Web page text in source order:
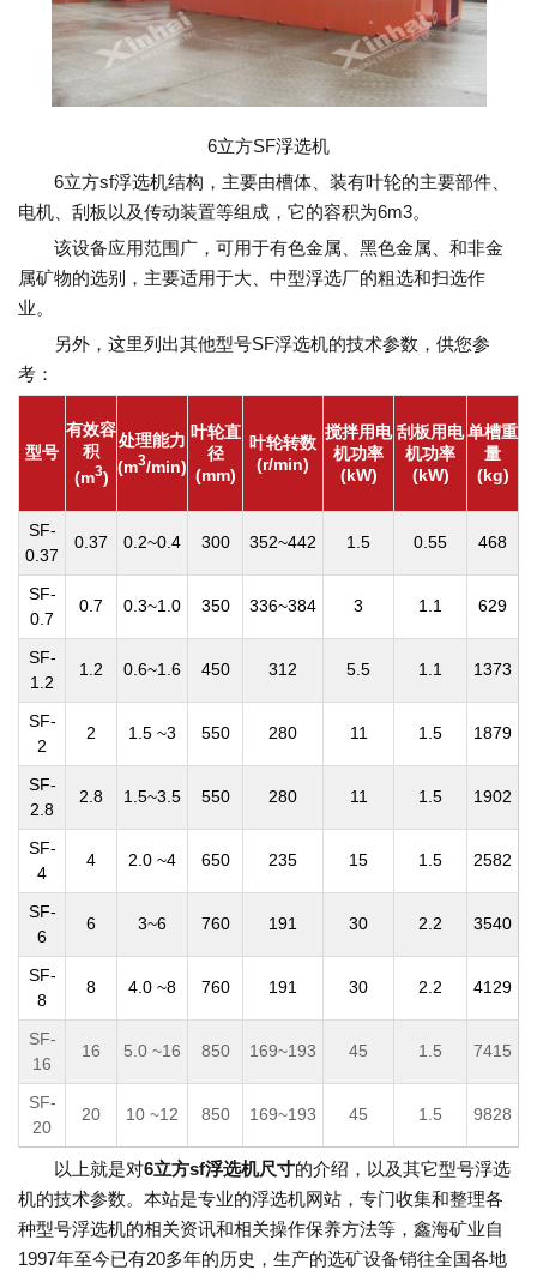
6立方SF浮选机
6立方sf浮选机结构，主要由槽体、装有叶轮的主要部件、
电机、刮板以及传动装置等组成，它的容积为6m3。
该设备应用范围广，可用于有色金属、黑色金属、和非金
属矿物的选别，主要适用于大、中型浮选厂的粗选和扫选作
业。
另外，这里列出其他型号SF浮选机的技术参数，供您参
考：
型号
有效容
积
(m3)
处理能力
(m3/min)
叶轮直
径
(mm)
叶轮转数
(r/min)
搅拌用电
机功率
(kW)
刮板用电
机功率
(kW)
单槽重
量
(kg)
SF-
0.37
0.37 0.2~0.4 300 352~442 1.5 0.55 468
SF-
0.7
0.7 0.3~1.0 350 336~384 3 1.1 629
SF-
1.2
1.2 0.6~1.6 450 312 5.5 1.1 1373
SF-
2
2 1.5 ~3 550 280 11 1.5 1879
SF-
2.8
2.8 1.5~3.5 550 280 11 1.5 1902
SF-
4
4 2.0 ~4 650 235 15 1.5 2582
SF-
6
6 3~6 760 191 30 2.2 3540
SF-
8
8 4.0 ~8 760 191 30 2.2 4129
SF-
16
16 5.0 ~16 850 169~193 45 1.5 7415
SF-
20
20 10 ~12 850 169~193 45 1.5 9828
以上就是对6立方sf浮选机尺寸的介绍，以及其它型号浮选
机的技术参数。本站是专业的浮选机网站，专门收集和整理各
种型号浮选机的相关资讯和相关操作保养方法等，鑫海矿业自
1997年至今已有20多年的历史，生产的选矿设备销往全国各地